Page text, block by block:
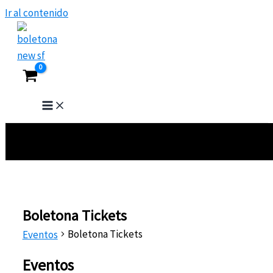
Ir al contenido
Boletona Tickets
Eventos Boletona Tickets
Eventos